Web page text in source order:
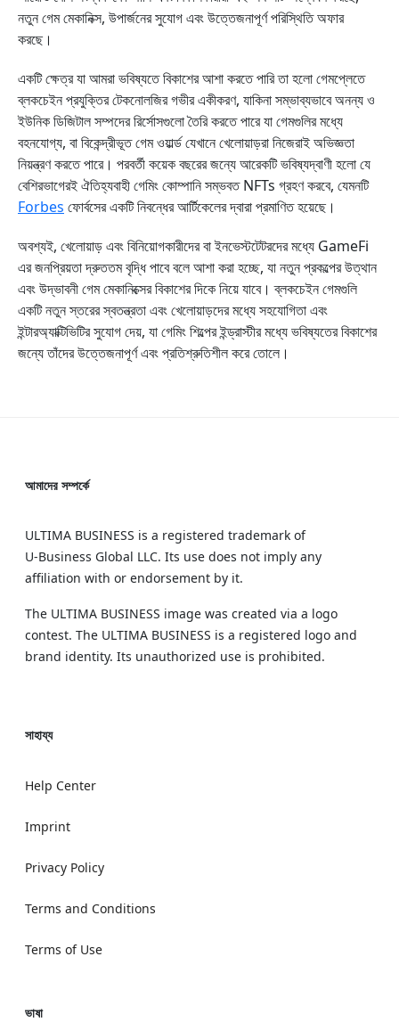
নতুন গেম মেকানিক্স, উপার্জনের সুযোগ এবং উত্তেজনাপূর্ণ পরিস্থিতি অফার
করছে।
একটি ক্ষেত্র যা আমরা ভবিষ্যতে বিকাশের আশা করতে পারি তা হলো গেমপ্লেতে
ব্লকচেইন প্রযুক্তির টেকনোলজির গভীর একীকরণ, যাকিনা সম্ভাব্যভাবে অনন্য ও
ইউনিক ডিজিটাল সম্পদের রির্সোসগুলো তৈরি করতে পারে যা গেমগুলির মধ্যে
বহনযোগ্য, বা বিকেন্দ্রীভূত গেম ওয়ার্ল্ড যেখানে খেলোয়াড়রা নিজেরাই অভিজ্ঞতা
নিয়ন্ত্রণ করতে পারে। পরবর্তী কয়েক বছরের জন্যে আরেকটি ভবিষ্যদ্বাণী হলো যে
বেশিরভাগেরই ঐতিহ্যবাহী গেমিং কোম্পানি সম্ভবত NFTs গ্রহণ করবে, যেমনটি
Forbes ফোর্বসের একটি নিবন্ধের আর্টিকেলের দ্বারা প্রমাণিত হয়েছে।
অবশ্যই, খেলোয়াড় এবং বিনিয়োগকারীদের বা ইনভেস্টটেটরদের মধ্যে GameFi
এর জনপ্রিয়তা দ্রুততম বৃদ্ধি পাবে বলে আশা করা হচ্ছে, যা নতুন প্রকল্পের উত্থান
এবং উদ্ভাবনী গেম মেকানিক্সের বিকাশের দিকে নিয়ে যাবে। ব্লকচেইন গেমগুলি
একটি নতুন স্তরের স্বতন্ত্রতা এবং খেলোয়াড়দের মধ্যে সহযোগিতা এবং
ইন্টারঅ্যাক্টিভিটির সুযোগ দেয়, যা গেমিং শিল্পের ইন্ড্রাস্টীর মধ্যে ভবিষ্যতের বিকাশের
জন্যে তাঁদের উত্তেজনাপূর্ণ এবং প্রতিশ্রুতিশীল করে তোলে।
আমাদের সম্পর্কে
ULTIMA BUSINESS is a registered trademark of
U‑Business Global LLC. Its use does not imply any
affiliation with or endorsement by it.
The ULTIMA BUSINESS image was created via a logo
contest. The ULTIMA BUSINESS is a registered logo and
brand identity. Its unauthorized use is prohibited.
সাহায্য
Help Center
Imprint
Privacy Policy
Terms and Conditions
Terms of Use
ভাষা